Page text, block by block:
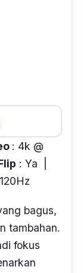
: 4k @
: Ya |
bagus,
tambahan.
fokus